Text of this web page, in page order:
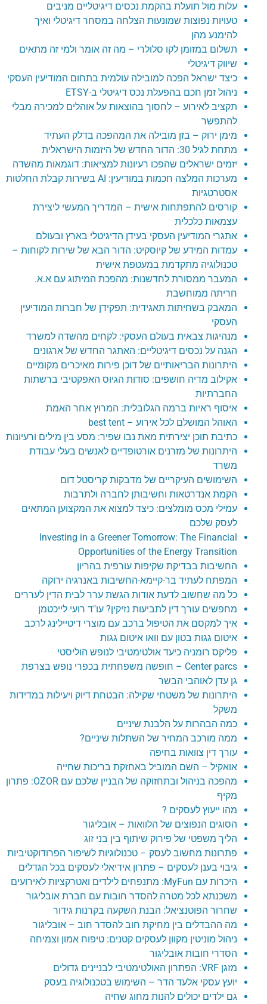
עלות מול תועלת בהקמת נכסים דיגיטליים מניבים
טעויות נפוצות שמונעות הצלחה במסחר דיגיטלי ואיך
להימנע מהן
תשלום במזומן לקו סלולרי – מה זה אומר ולמי זה מתאים
שיווק דיגיטלי
כיצד ישראל הפכה למובילה עולמית בתחום המודיעין העסקי
ניהול זמן חכם בהפעלת נכס דיגיטלי ב-ETSY
תקציב לאירוע – לחסוך בהוצאות על אוהלים למכירה מבלי
להתפשר
מימן ירוק – בזן מובילה את המהפכה בדלק העתיד
מתחת לגיל 30: הדור החדש של היזמות הישראלית
יזמים ישראלים שהפכו רעיונות למציאות: דוגמאות מהשדה
מערכות המלצה חכמות במודיעין: AI בשירות קבלת החלטות
אסטרטגיות
קורסים להתפתחות אישית – המדריך המעשי ליצירת
עצמאות כלכלית
אתגרי המודיעין העסקי בעידן הדיגיטלי בארץ ובעולם
עמדות המידע של קיוסקיט: הדור הבא של שירות לקוחות –
טכנולוגיה מתקדמת במעטפת אישית
המעבר ממסורת לחדשנות: מהפכת המיתוג עם א.א.
חריתה ממוחשבת
המאבק בשחיתות תאגידית: תפקידן של חברות המודיעין
העסקי
מנהיגות צבאית בעולם העסקי: לקחים מהשדה למשרד
הגנה על נכסים דיגיטליים: האתגר החדש של ארגונים
היתרונות הבריאותיים של דוכן פירות מאיכרים מקומיים
אקילוב מדיה חושפים: סודות הגיוס האפקטיבי ברשתות
החברתיות
איסוף ראיות ברמה הגלובלית: המרוץ אחר האמת
האוהל המושלם לכל אירוע – best tent
כתיבת תוכן יצירתית מאת נבו שפיר: מסע בין מילים ורעיונות
היתרונות של מזרנים אורטופדיים לאנשים בעלי עבודת
משרד
השימושים העיקריים של מדבקות קריסטל דום
הקמת אנדרטאות וחשיבותן לחברה ולתרבות
עמילי מכס מומלצים: כיצד למצוא את המקצוען המתאים
לעסק שלכם
Investing in a Greener Tomorrow: The Financial
Opportunities of the Energy Transition
החשיבות בבדיקת שקיפות עורפית בהריון
המפתח לעתיד בר-קיימא-החשיבות באנרגיה ירוקה
כל מה שחשוב לדעת אודות הגשת ערר לבית הדין לעררים
מחפשים עורך דין לתביעות נזיקין? עו"ד רועי לייכטמן
איך למקסם את הטיפול ברכב עם מוצרי דיטיילינג לרכב
איטום גגות בטון עם וואו איטום גגות
פליקס רומניה כיעד אולטימטיבי לנופש הוליסטי
Center parcs – חופשה משפחתית בכפרי נופש בצרפת
גן עדן לאוהבי הבשר
היתרונות של משטחי שקילה: הבטחת דיוק ויעילות במדידות
משקל
כמה הבהרות על הלבנת שיניים
ממה מורכב המחיר של השתלות שיניים?
עורך דין צוואות בחיפה
אואקיל – השם המוביל באחזקת בריכות שחייה
מהפכה בניהול ובתחזוקה של הבניין שלכם עם OZOR: פתרון
מקיף
מהו ייעוץ לעסקים ?
הסוגים הנפוצים של הלוואות – אובליגור
הליך משפטי של פירוק שיתוף בין בני זוג
פתרונות מחשוב לעסק – טכנולוגיות לשיפור הפרודוקטיביות
גיבוי בענן לעסקים – פתרון אידיאלי לעסקים בכל הגדלים
היכרות עם MyFun: מתנפחים לילדים ואטרקציות לאירועים
משכנתא לכל מטרה להסדר חובות עם חברת אובליגור
שחרור הפוטנציאל: הבנת השקעה בקרנות גידור
מה ההבדלים בין מחיקת חוב להסדר חוב – אובליגור
ניהול מוניטין מקוון לעסקים קטנים: טיפוח אמון וצמיחה
הסדרי חובות אובליגור
מזגן VRF: הפתרון האולטימטיבי לבניינים גדולים
יועץ עסקי אלעד הדר – השימוש בטכנולוגיה בעסק
גם ילדים יכולים להנות מחוג שחיה